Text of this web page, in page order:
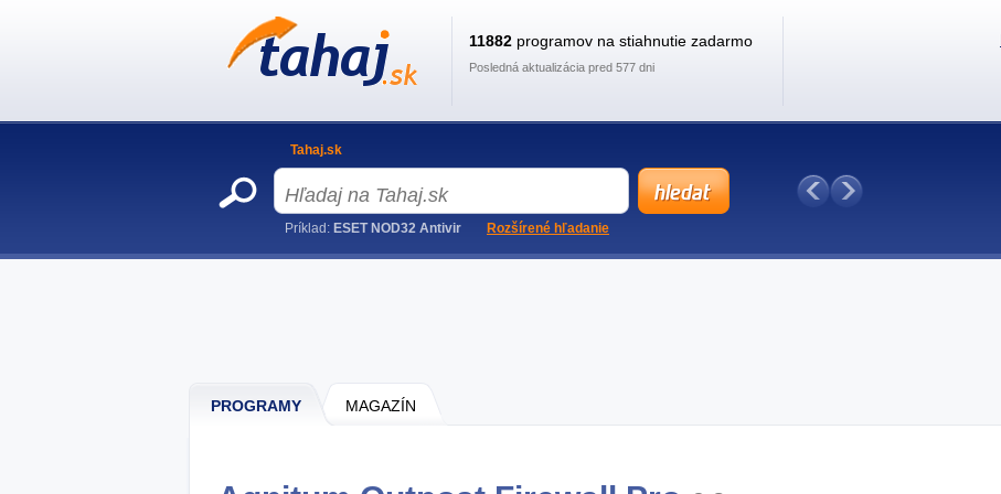
PROGRAMY MAGAZÍN
11882 programov na stiahnutie zadarmo
Posledná aktualizácia pred 577 dni
Tahaj.sk
Príklad: ESET NOD32 Antivir Rozšírené hľadanie